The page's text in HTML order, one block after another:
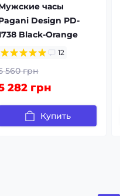
часы
Design PD-
Black-Orange
12
560 грн
282 грн
Купить